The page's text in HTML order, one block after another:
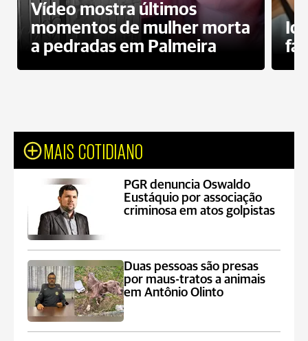
Vídeo mostra últimos
momentos de mulher morta
a pedradas em Palmeira
MAIS COTIDIANO
PGR denuncia Oswaldo
Eustáquio por associação
criminosa em atos golpistas
Duas pessoas são presas
por maus-tratos a animais
em Antônio Olinto